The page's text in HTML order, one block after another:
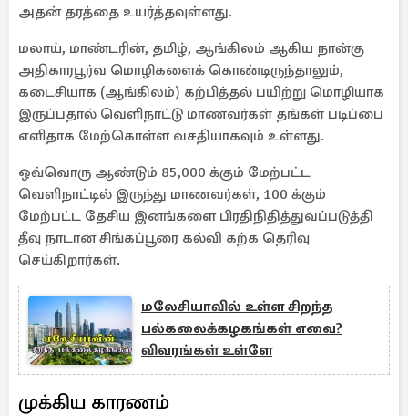
அதன் தரத்தை உயர்த்தவுள்ளது.
மலாய், மாண்டரின், தமிழ், ஆங்கிலம் ஆகிய நான்கு
அதிகாரபூர்வ மொழிகளைக் கொண்டிருந்தாலும்,
கடைசியாக (ஆங்கிலம்) கற்பித்தல் பயிற்று மொழியாக
இருப்பதால் வெளிநாட்டு மாணவர்கள் தங்கள் படிப்பை
எளிதாக மேற்கொள்ள வசதியாகவும் உள்ளது.
ஒவ்வொரு ஆண்டும் 85,000 க்கும் மேற்பட்ட
வெளிநாட்டில் இருந்து மாணவர்கள், 100 க்கும்
மேற்பட்ட தேசிய இனங்களை பிரதிநிதித்துவப்படுத்தி
தீவு நாடான சிங்கப்பூரை கல்வி கற்க தெரிவு
செய்கிறார்கள்.
மலேசியாவில் உள்ள சிறந்த
பல்கலைக்கழகங்கள் எவை?
விவரங்கள் உள்ளே
முக்கிய காரணம்